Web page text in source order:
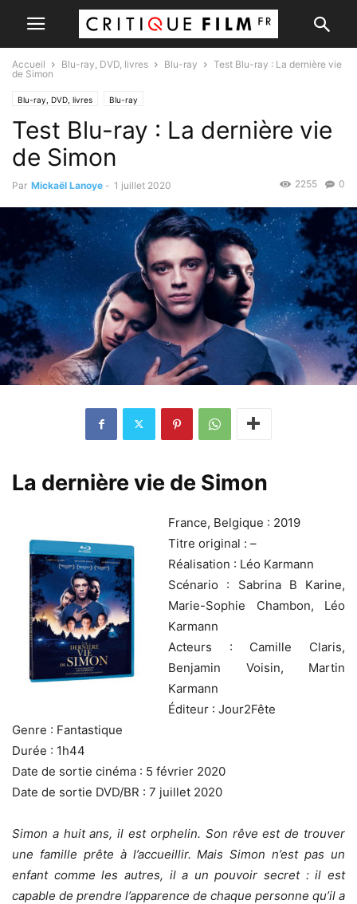
Accueil Blu-ray, DVD, livres Blu-ray
Test Blu-ray : La dernière vie
de Simon
Blu-ray, DVD, livres Blu-ray
Test Blu-ray : La dernière vie
de Simon
Par Mickaël Lanoye - 1 juillet 2020 0
2255
La dernière vie de Simon
France, Belgique : 2019
Titre original : –
Réalisation : Léo Karmann
Scénario : Sabrina B Karine,
Marie-Sophie Chambon, Léo
Karmann
Acteurs : Camille Claris,
Benjamin Voisin, Martin
Karmann
Éditeur : Jour2Fête
Genre : Fantastique
Durée : 1h44
Date de sortie cinéma : 5 février 2020
Date de sortie DVD/BR : 7 juillet 2020
Simon a huit ans, il est orphelin. Son rêve est de trouver
une famille prête à l’accueillir. Mais Simon n’est pas un
enfant comme les autres, il a un pouvoir secret : il est
capable de prendre l’apparence de chaque personne qu’il a